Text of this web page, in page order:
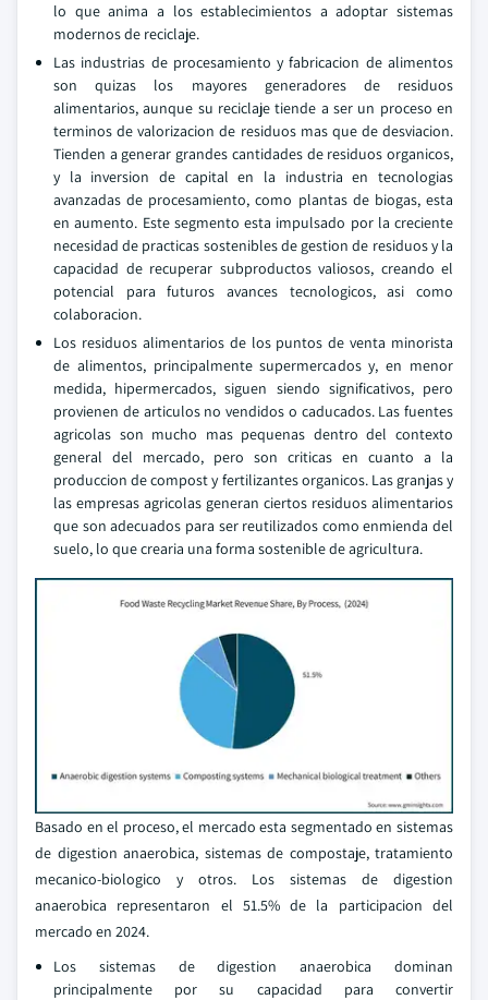
lo que anima a los establecimientos a adoptar sistemas
modernos de reciclaje.
Las industrias de procesamiento y fabricacion de alimentos
son quizas los mayores generadores de residuos
alimentarios, aunque su reciclaje tiende a ser un proceso en
terminos de valorizacion de residuos mas que de desviacion.
Tienden a generar grandes cantidades de residuos organicos,
y la inversion de capital en la industria en tecnologias
avanzadas de procesamiento, como plantas de biogas, esta
en aumento. Este segmento esta impulsado por la creciente
necesidad de practicas sostenibles de gestion de residuos y la
capacidad de recuperar subproductos valiosos, creando el
potencial para futuros avances tecnologicos, asi como
colaboracion.
Los residuos alimentarios de los puntos de venta minorista
de alimentos, principalmente supermercados y, en menor
medida, hipermercados, siguen siendo significativos, pero
provienen de articulos no vendidos o caducados. Las fuentes
agricolas son mucho mas pequenas dentro del contexto
general del mercado, pero son criticas en cuanto a la
produccion de compost y fertilizantes organicos. Las granjas y
las empresas agricolas generan ciertos residuos alimentarios
que son adecuados para ser reutilizados como enmienda del
suelo, lo que crearia una forma sostenible de agricultura.
Basado en el proceso, el mercado esta segmentado en sistemas
de digestion anaerobica, sistemas de compostaje, tratamiento
mecanico-biologico y otros. Los sistemas de digestion
anaerobica representaron el 51.5% de la participacion del
mercado en 2024.
Los sistemas de digestion anaerobica dominan
principalmente por su capacidad para convertir